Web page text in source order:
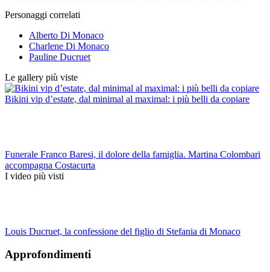
Personaggi correlati
Alberto Di Monaco
Charlene Di Monaco
Pauline Ducruet
Le gallery più viste
Bikini vip d’estate, dal minimal al maximal: i più belli da copiare
Funerale Franco Baresi, il dolore della famiglia. Martina Colombari
accompagna Costacurta
I video più visti
Louis Ducruet, la confessione del figlio di Stefania di Monaco
Approfondimenti